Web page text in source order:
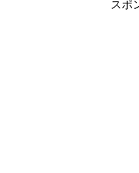
スポ